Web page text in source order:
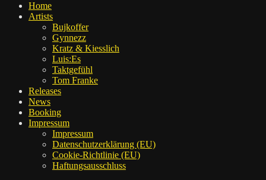
Home
Artists
Buj­kof­fer
Gyn­nezz
Kratz & Kiesslich
Luis:Es
Takt­ge­fühl
Tom Fran­ke
Releases
News
Boo­king
Impres­sum
Impres­sum
Daten­schutz­er­klä­rung (EU)
Coo­kie-Rich­t­­li­­nie (EU)
Haf­tungs­aus­schluss